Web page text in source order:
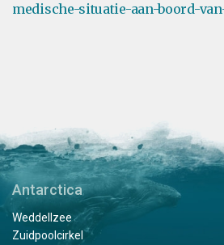
medische-situatie-aan-boord-
Antarctica
Weddellzee
Zuidpoolcirkel